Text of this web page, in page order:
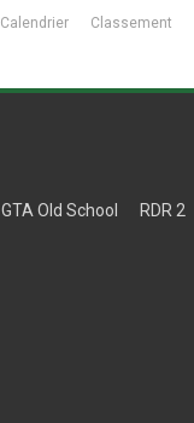
Calendrier Classement
GTA Old School RDR 2